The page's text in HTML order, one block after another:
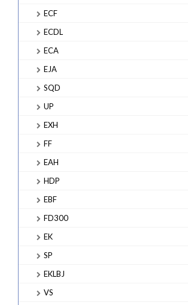
ECF
ECDL
ECA
EJA
SQD
UP
EXH
FF
EAH
HDP
EBF
FD300
EK
SP
EKLBJ
VS